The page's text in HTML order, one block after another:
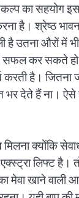
का सहयोग
है। श्रेष्ठ
है उतना औरों
कर सकते हो।
है। जितना
देते हैं ना।
मिलना क्योंकि
लिफ्ट
खाने वाली